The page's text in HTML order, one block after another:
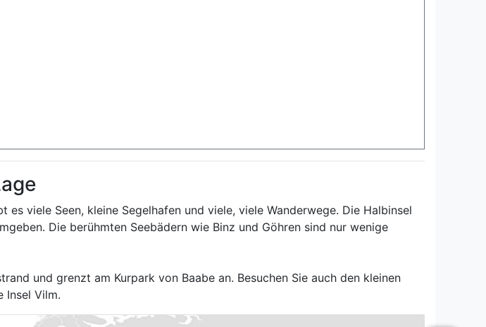
viele Seen, kleine Segelhafen und viele, viele Wanderwege. Die Halbinsel
Die berühmten Seebädern wie Binz und Göhren sind nur wenige
und grenzt am Kurpark von Baabe an. Besuchen Sie auch den kleinen
Insel Vilm.